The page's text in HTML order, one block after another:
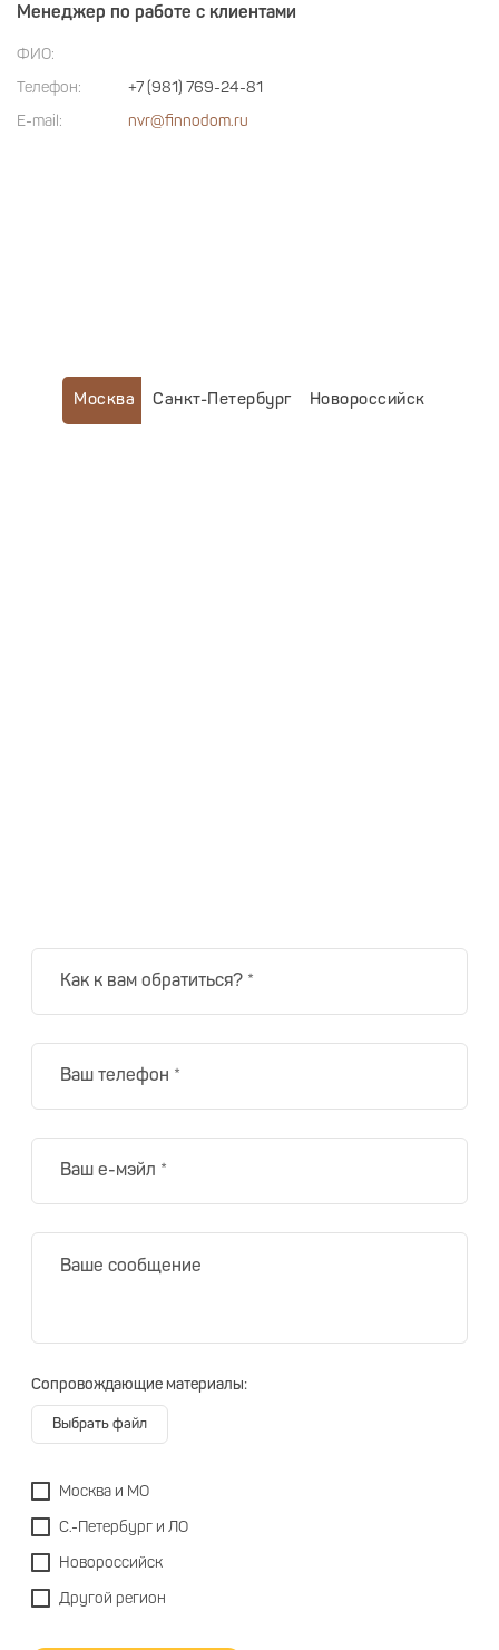
Менеджер по работе с клиентами
ФИО:
Телефон:
+7 (981) 769-24-81
E-mail:
nvr@finnodom.ru
Москва Санкт-Петербург Новороссийск
Сопровождающие материалы:
Выбрать файл
Москва и МО
С.-Петербург и ЛО
Новороссийск
Другой регион